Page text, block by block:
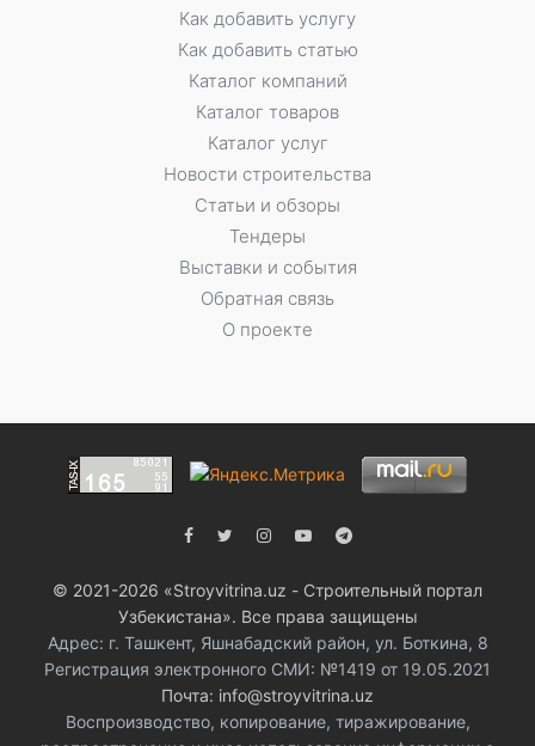
Как добавить услугу
Как добавить статью
Каталог компаний
Каталог товаров
Каталог услуг
Новости строительства
Статьи и обзоры
Тендеры
Выставки и события
Обратная связь
О проекте
© 2021-2026 «Stroyvitrina.uz - Строительный портал
Узбекистана». Все права защищены
Адрес: г. Ташкент, Яшнабадский район, ул. Боткина, 8
Регистрация электронного СМИ: №1419 от 19.05.2021
Почта: info@stroyvitrina.uz
Воспроизводство, копирование, тиражирование,